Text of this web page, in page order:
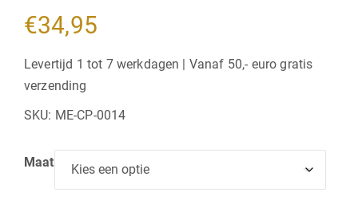
€34,95
Levertijd 1 tot 7 werkdagen | Vanaf 50,- euro gratis
verzending
SKU: ME-CP-0014
Maat